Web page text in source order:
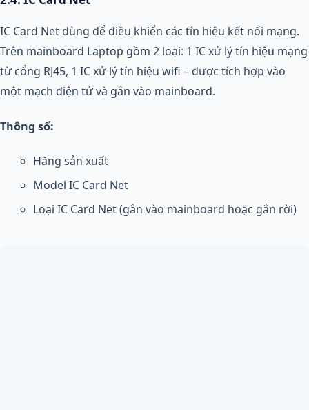
IC Card Net dùng để điều khiển các tín hiệu kết nối mạng.
Trên mainboard Laptop gồm 2 loại: 1 IC xử lý tín hiệu mạng
từ cổng RJ45, 1 IC xử lý tín hiệu wifi – được tích hợp vào
một mạch điện tử và gắn vào mainboard.
Thông số:
Hãng sản xuất
Model IC Card Net
Loại IC Card Net (gắn vào mainboard hoặc gắn rời)